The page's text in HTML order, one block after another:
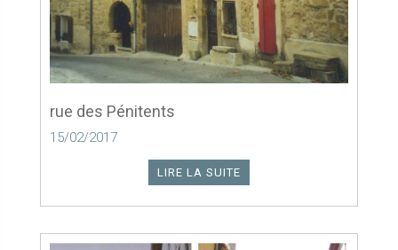
rue des Pénitents
15/02/2017
LIRE LA SUITE